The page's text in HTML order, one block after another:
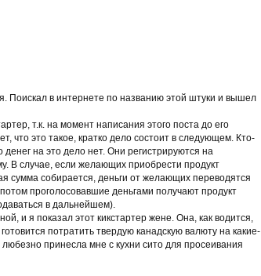
Поискал в интернете по названию этой штуки и вышел
т.к. на момент написания этого поста до его
что это такое, кратко дело состоит в следующем. Кто-
на это дело нет. Они регистрируются на
В случае, если желающих приобрести продукт
сумма собирается, деньги от желающих переводятся
проголосовавшие деньгами получают продукт
в дальнейшем).
и я показал этот кикстартер жене. Она, как водится,
потратить твердую канадскую валюту на какие-
принесла мне с кухни сито для просеивания